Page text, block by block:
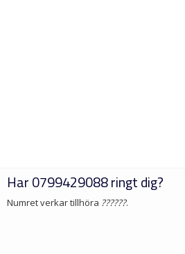
Har0799429088ringt dig?
Numret verkar tillhöra ??????.